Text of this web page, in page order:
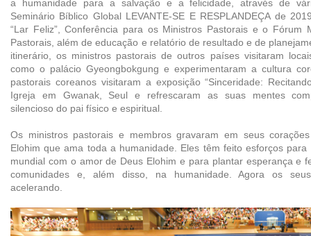
a humanidade para a salvação e a felicidade, através de
Seminário Bíblico Global LEVANTE-SE E RESPLANDEÇA de
“Lar Feliz”, Conferência para os Ministros Pastorais e o Fórum
Pastorais, além de educação e relatório de resultado e de
itinerário, os ministros pastorais de outros países visitaram
como o palácio Gyeongbokgung e experimentaram a cultura
pastorais coreanos visitaram a exposição “Sinceridade:
Igreja em Gwanak, Seul e refrescaram as suas mentes
silencioso do pai físico e espiritual.
Os ministros pastorais e membros gravaram em seus
Elohim que ama toda a humanidade. Eles têm feito esforços
mundial com o amor de Deus Elohim e para plantar esperança e
comunidades e, além disso, na humanidade. Agora os
acelerando.